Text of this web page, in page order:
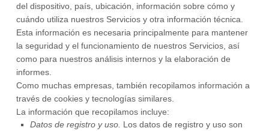
del dispositivo, país, ubicación, información sobre cómo y
cuándo utiliza nuestros Servicios y otra información técnica.
Esta información es necesaria principalmente para mantener
la seguridad y el funcionamiento de nuestros Servicios, así
como para nuestros análisis internos y la elaboración de
informes.
Como muchas empresas, también recopilamos información a
través de cookies y tecnologías similares.
La información que recopilamos incluye:
Datos de registro y uso. Los datos de registro y uso son